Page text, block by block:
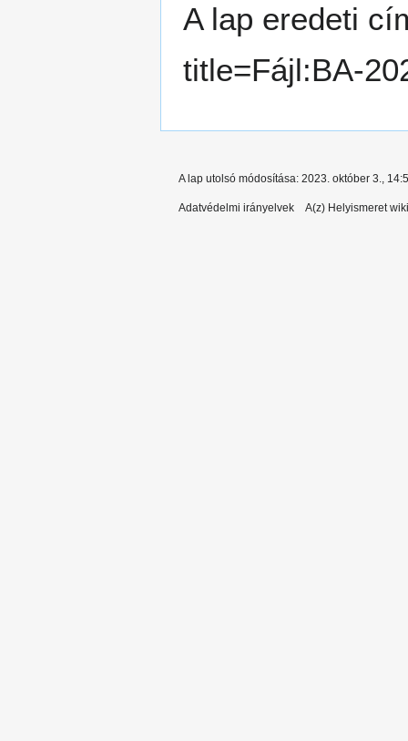
A lap eredeti
title=Fájl:BA-
A lap utolsó módosítása: 2023. október 3.,
Adatvédelmi irányelvek A(z) Helyismeret